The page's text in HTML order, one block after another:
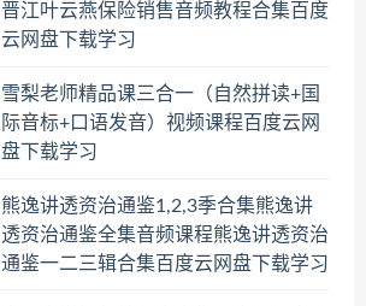
晋江叶云燕保险销售音频教程合集百度
云网盘下载学习
雪梨老师精品课三合一（自然拼读+国
际音标+口语发音）视频课程百度云网
盘下载学习
熊逸讲透资治通鉴1,2,3季合集熊逸讲
透资治通鉴全集音频课程熊逸讲透资治
通鉴一二三辑合集百度云网盘下载学习